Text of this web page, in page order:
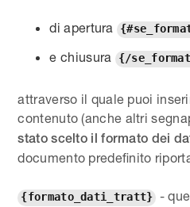
di apertura
e chiusura {/
attraverso il quale puoi
contenuto (anche altri
stato scelto il formato dei
documento predefinito
{formato_dati_tratt} -